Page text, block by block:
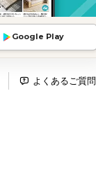
Google Play
よくあるご質問